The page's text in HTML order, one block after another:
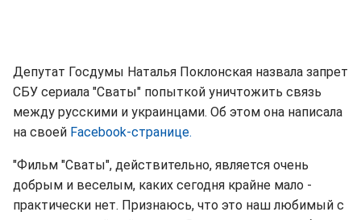
Депутат Госдумы Наталья Поклонская назвала запрет
СБУ сериала "Сваты" попыткой уничтожить связь
между русскими и украинцами. Об этом она написала
на своей Facebook-странице.
"Фильм "Сваты", действительно, является очень
добрым и веселым, каких сегодня крайне мало -
практически нет. Признаюсь, что это наш любимый с